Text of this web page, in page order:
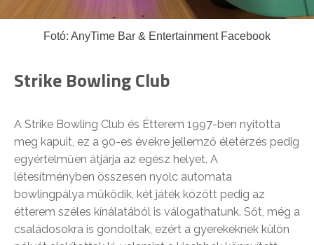
Fotó: AnyTime Bar & Entertainment Facebook
Strike Bowling Club
A Strike Bowling Club és Étterem 1997-ben nyitotta
meg kapuit, ez a 90-es évekre jellemző életérzés pedig
egyértelműen átjárja az egész helyet. A
létesítményben összesen nyolc automata
bowlingpálya működik, két játék között pedig az
étterem széles kínálatából is válogathatunk. Sőt, még a
családosokra is gondoltak, ezért a gyerekeknek külön